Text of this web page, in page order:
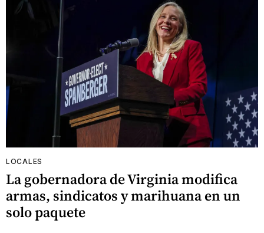
LOCALES
La gobernadora de Virginia modifica
armas, sindicatos y marihuana en un
solo paquete